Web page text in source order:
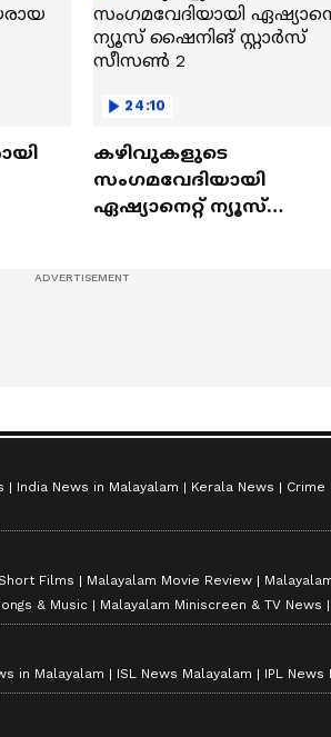
24:10
കഴിവുകളുടെ
സംഗമവേദിയായി
ഏഷ്യാനെറ്റ് ന്യൂസ്
India News in Malayalam Kerala News Crime
Films Malayalam Movie Review
& Music Malayalam Miniscreen & TV News
in Malayalam ISL News Malayalam IPL News